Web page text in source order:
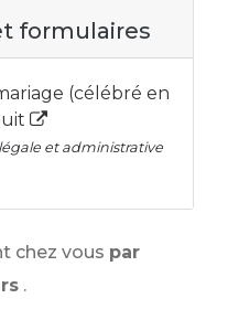
formulaires
(célébré en
et administrative
chez vous par
.